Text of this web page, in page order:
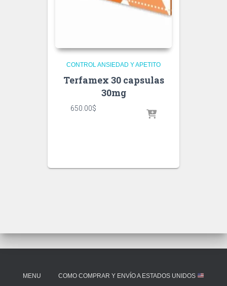
CONTROL ANSIEDAD Y APETITO
Terfamex 30 capsulas
30mg
650.00$
MENU COMO COMPRAR Y ENVÍO A ESTADOS UNIDOS